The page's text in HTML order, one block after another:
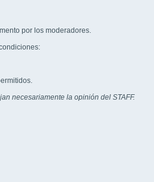
por los moderadores.
necesariamente la opinión del STAFF.